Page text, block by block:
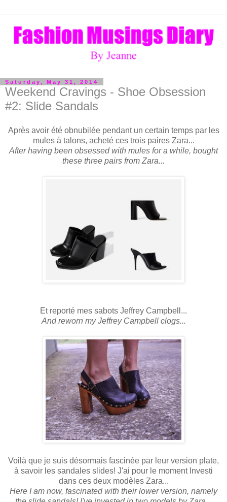
Saturday, May 31, 2014
Weekend Cravings - Shoe Obsession
#2: Slide Sandals
Après avoir été obnubilée pendant un certain temps par les
mules à talons, acheté ces trois paires Zara...
After having been obsessed with mules for a while, bought
these three pairs from Zara...
Et reporté mes sabots Jeffrey Campbell...
And reworn my Jeffrey Campbell clogs...
Voilà que je suis désormais fascinée par leur version plate,
à savoir les sandales slides! J'ai pour le moment Investi
dans ces deux modèles Zara...
Here I am now, fascinated with their lower version, namely